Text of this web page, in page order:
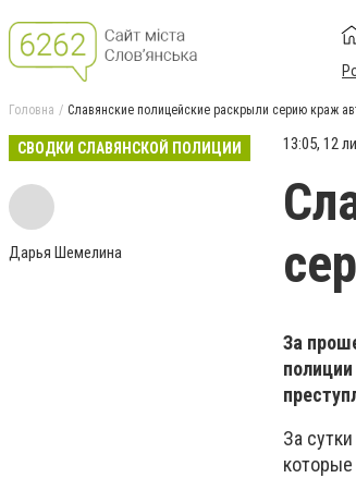
Головна Славянские полицейские раскрыли серию краж
СВОДКИ СЛАВЯНСКОЙ ПОЛИЦИИ
Дарья Шемелина
13:05, 12
За
За